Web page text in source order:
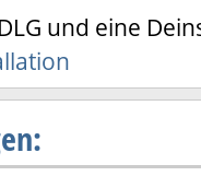
und eine